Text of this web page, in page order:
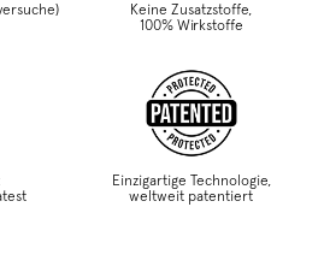
Keine Zusatzstoffe,
100% Wirkstoffe
Einzigartige Technologie,
weltweit patentiert